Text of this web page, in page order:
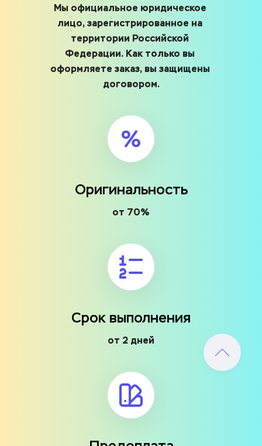
Срок выполнения
Оригинальность
от 70%
от 2 дней
Мы официальное юридическое
лицо, зарегистрированное на
территории Российской
Федерации. Как только вы
оформляете заказ, вы защищены
договором.